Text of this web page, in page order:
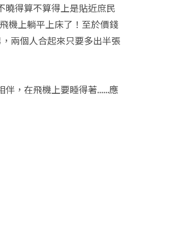
曉得算不算得上是貼近庶民
機上躺平上床了！至於價錢
兩個人合起來只要多出半張
，在飛機上要睡得著......應